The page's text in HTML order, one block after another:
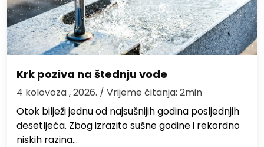
Krk poziva na štednju vode
4 kolovoza , 2026. / Vrijeme čitanja: 2min
Otok bilježi jednu od najsušnijih godina posljednjih
desetljeća. Zbog izrazito sušne godine i rekordno
niskih razina…